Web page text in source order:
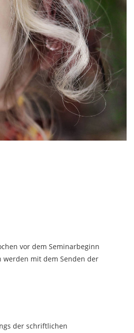
vor dem Seminarbeginn
mit dem Senden der
der schriftlichen